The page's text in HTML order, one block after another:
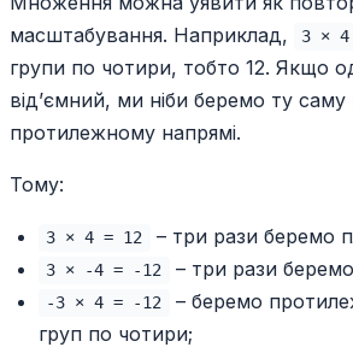
масштабування. Наприклад,
3 × 4
групи по чотири, тобто 12. Якщо
від’ємний, ми ніби беремо ту
протилежному напрямі.
Тому:
3 × 4 = 12 – три рази беремо
3 × -4 = -12 – три рази
-3 × 4 = -12
– беремо
груп по чотири;